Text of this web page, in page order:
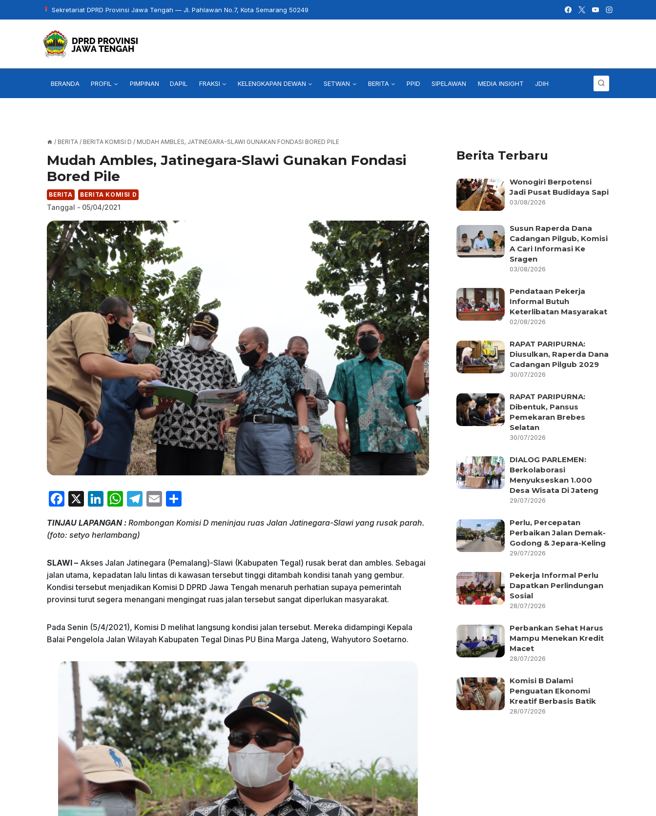
to
Sekretariat DPRD Provinsi Jawa Tengah — Jl. Pahlawan No.7, Kota Semarang 50249
BERANDA PROFIL PIMPINAN DAPIL FRAKSI KELENGKAPAN DEWAN SETWAN BERITA PPID SIPELAWAN MEDIA INSIGHT JDIH
/ BERITA / BERITA KOMISI D / MUDAH AMBLES, JATINEGARA-SLAWI GUNAKAN FONDASI BORED PILE
Mudah Ambles, Jatinegara-Slawi Gunakan Fondasi
Bored Pile
BERITA BERITA KOMISI D
Tanggal - 05/04/2021
F
c
b
o
o
k
X
Li
k
dI
n
W
at
A
p
p
T
e
a
m
E
ai ar
TINJAU LAPANGAN : Rombongan Komisi D meninjau ruas Jalan Jatinegara-Slawi yang rusak parah.
(foto: setyo herlambang)
SLAWI – Akses Jalan Jatinegara (Pemalang)-Slawi (Kabupaten Tegal) rusak berat dan ambles. Sebagai
jalan utama, kepadatan lalu lintas di kawasan tersebut tinggi ditambah kondisi tanah yang gembur.
Kondisi tersebut menjadikan Komisi D DPRD Jawa Tengah menaruh perhatian supaya pemerintah
provinsi turut segera menangani mengingat ruas jalan tersebut sangat diperlukan masyarakat.
Pada Senin (5/4/2021), Komisi D melihat langsung kondisi jalan tersebut. Mereka didampingi Kepala
Balai Pengelola Jalan Wilayah Kabupaten Tegal Dinas PU Bina Marga Jateng, Wahyutoro Soetarno.
Berita Terbaru
Wonogiri Berpotensi
Jadi Pusat Budidaya Sapi
03/08/2026
Susun Raperda Dana
Cadangan Pilgub, Komisi
A Cari Informasi Ke
Sragen
03/08/2026
Pendataan Pekerja
Informal Butuh
Keterlibatan Masyarakat
02/08/2026
RAPAT PARIPURNA:
Diusulkan, Raperda Dana
Cadangan Pilgub 2029
30/07/2026
RAPAT PARIPURNA:
Dibentuk, Pansus
Pemekaran Brebes
Selatan
30/07/2026
DIALOG PARLEMEN:
Berkolaborasi
Menyukseskan 1.000
Desa Wisata Di Jateng
29/07/2026
Perlu, Percepatan
Perbaikan Jalan Demak-
Godong & Jepara-Keling
29/07/2026
Pekerja Informal Perlu
Dapatkan Perlindungan
Sosial
28/07/2026
Perbankan Sehat Harus
Mampu Menekan Kredit
Macet
28/07/2026
Komisi B Dalami
Penguatan Ekonomi
Kreatif Berbasis Batik
28/07/2026